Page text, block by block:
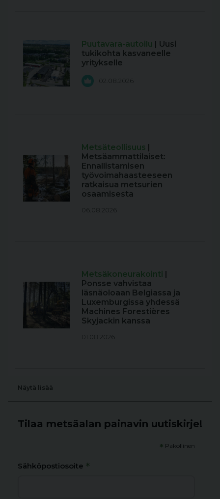
Puutavara-autoilu | Uusi
tukikohta kasvaneelle
yritykselle
02.08.2026
Metsäteollisuus |
Metsäammattilaiset:
Ennallistamisen
työvoimahaasteeseen
ratkaisua metsurien
osaamisesta
06.08.2026
Metsäkoneurakointi |
Ponsse vahvistaa
läsnäoloaan Belgiassa ja
Luxemburgissa yhdessä
Machines Forestières
Skyjackin kanssa
01.08.2026
Näytä lisää
Tilaa metsäalan painavin uutiskirje!
* Pakollinen
Sähköpostiosoite *